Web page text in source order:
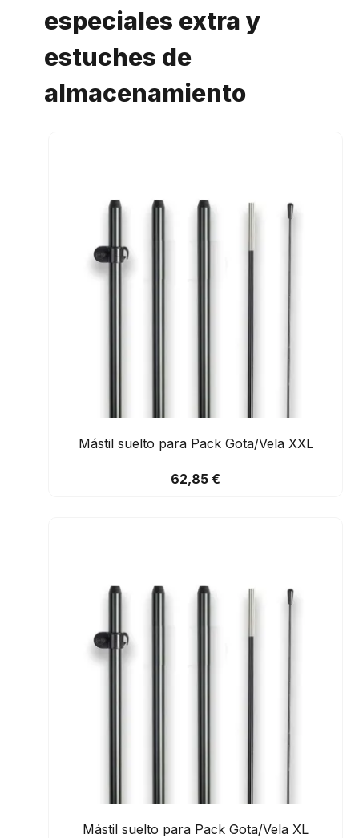
especiales extra y
estuches de
almacenamiento
Mástil suelto para Pack Gota/Vela XXL
62,85 €
Mástil suelto para Pack Gota/Vela XL